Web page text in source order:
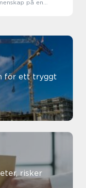
på en
för ett tryggt